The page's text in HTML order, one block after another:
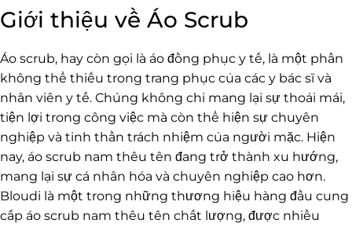
Giới thiệu về Áo Scrub
Áo scrub, hay còn gọi là áo đồng phục y tế, là một phần
không thể thiếu trong trang phục của các y bác sĩ và
nhân viên y tế. Chúng không chỉ mang lại sự thoải mái,
tiện lợi trong công việc mà còn thể hiện sự chuyên
nghiệp và tinh thần trách nhiệm của người mặc. Hiện
nay, áo scrub nam thêu tên đang trở thành xu hướng,
mang lại sự cá nhân hóa và chuyên nghiệp cao hơn.
Bloudi là một trong những thương hiệu hàng đầu cung
cấp áo scrub nam thêu tên chất lượng, được nhiều